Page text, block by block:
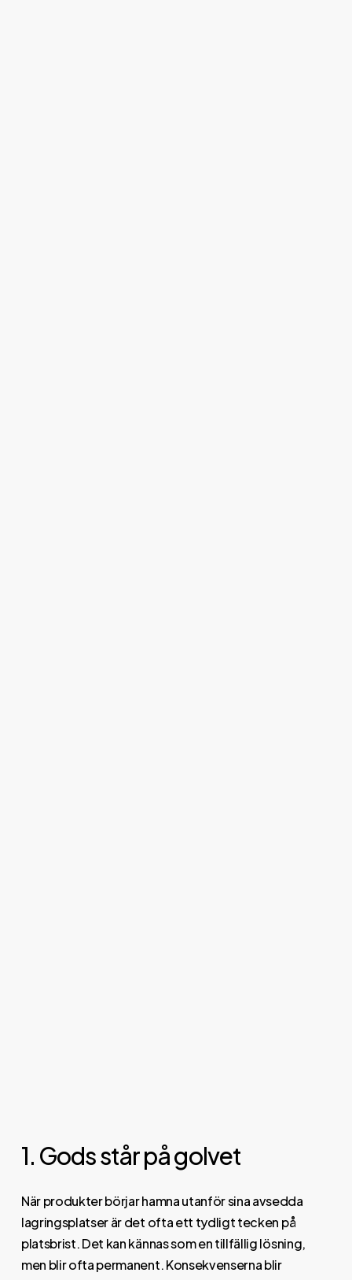
1. Gods står på golvet
När produkter börjar hamna utanför sina avsedda
lagringsplatser är det ofta ett tydligt tecken på
platsbrist. Det kan kännas som en tillfällig lösning,
men blir ofta permanent. Konsekvenserna blir